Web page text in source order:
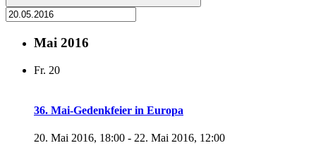
Mai 2016
Fr. 20
36. Mai-Gedenkfeier in Europa
20. Mai 2016, 18:00 - 22. Mai 2016, 12:00